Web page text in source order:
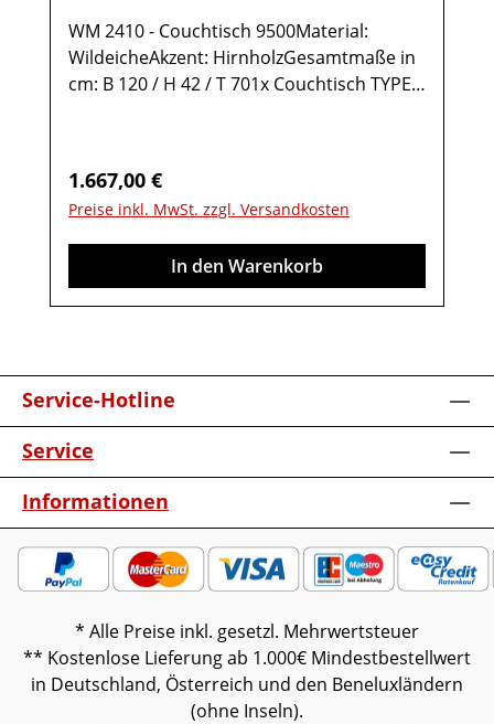
WM 2410 - Couchtisch 9500Material:
WildeicheAkzent: HirnholzGesamtmaße in
cm: B 120 / H 42 / T 701x Couchtisch TYPE
vormontiert (Restmontage kann
erforderlich sein).Farben können auf
verschiedenen Bildschirmen abweichen.
Deko oder andere Beimöbel sind nicht
enthalten. Abbildung kann abweichen.
Regulärer Preis:
1.667,00 €
Preise inkl. MwSt. zzgl. Versandkosten
In den Warenkorb
Service-Hotline
Service
Informationen
* Alle Preise inkl. gesetzl. Mehrwertsteuer
** Kostenlose Lieferung ab 1.000€ Mindestbestellwert
in Deutschland, Österreich und den Beneluxländern
(ohne Inseln).